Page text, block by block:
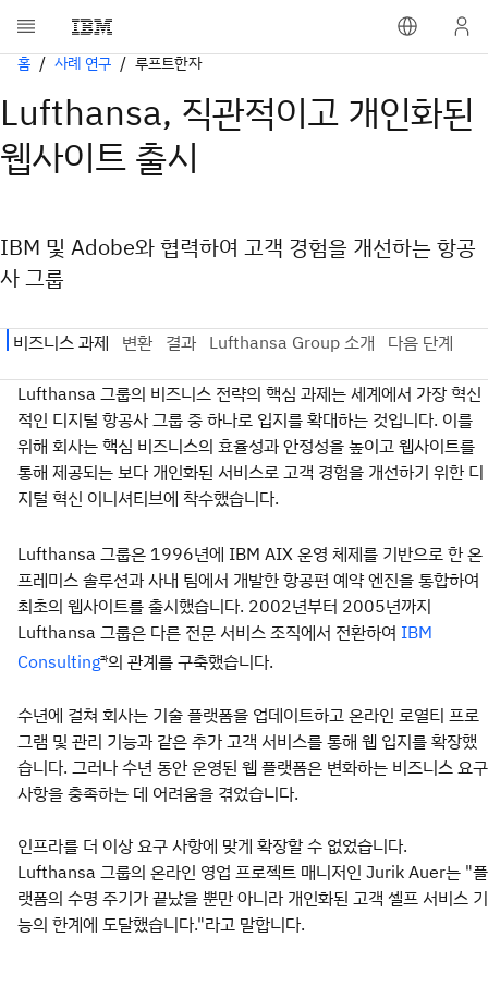
홈 사례 연구 루프트한자
Lufthansa, 직관적이고 개인화된
웹사이트 출시
IBM 및 Adobe와 협력하여 고객 경험을 개선하는 항공
사 그룹
Lufthansa 그룹의 비즈니스 전략의 핵심 과제는 세계에서 가장 혁신
적인 디지털 항공사 그룹 중 하나로 입지를 확대하는 것입니다. 이를
위해 회사는 핵심 비즈니스의 효율성과 안정성을 높이고 웹사이트를
통해 제공되는 보다 개인화된 서비스로 고객 경험을 개선하기 위한 디
지털 혁신 이니셔티브에 착수했습니다.
Lufthansa 그룹은 1996년에 IBM AIX운영 체제를 기반으로 한 온
프레미스 솔루션과 사내 팀에서 개발한 항공편 예약 엔진을 통합하여
최초의 웹사이트를 출시했습니다. 2002년부터 2005년까지
Lufthansa 그룹은 다른 전문 서비스 조직에서 전환하여 IBM
Consulting과의 관계를 구축했습니다.
수년에 걸쳐 회사는 기술 플랫폼을 업데이트하고 온라인 로열티 프로
그램 및 관리 기능과 같은 추가 고객 서비스를 통해 웹 입지를 확장했
습니다. 그러나 수년 동안 운영된 웹 플랫폼은 변화하는 비즈니스 요구
사항을 충족하는 데 어려움을 겪었습니다.
인프라를 더 이상 요구 사항에 맞게 확장할 수 없었습니다.
Lufthansa 그룹의 온라인 영업 프로젝트 매니저인 Jurik Auer는 "플
랫폼의 수명 주기가 끝났을 뿐만 아니라 개인화된 고객 셀프 서비스 기
능의 한계에 도달했습니다."라고 말합니다.